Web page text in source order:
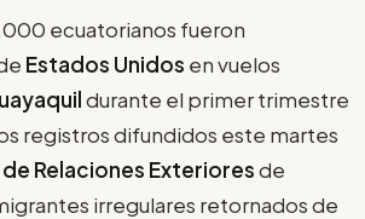
ecuatorianos fueron
Estados Unidos en vuelos
durante el primer trimestre
registros difundidos este martes
Relaciones Exterioresde
irregulares retornados de